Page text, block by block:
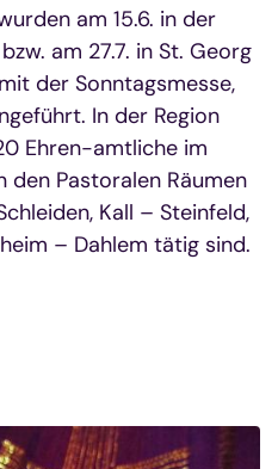
am 15.6. in der
am 27.7. in St. Georg
der Sonntagsmesse,
In der Region
Ehren-amtliche im
den Pastoralen Räumen
Kall – Steinfeld,
– Dahlem tätig sind.